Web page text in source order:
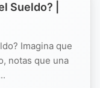
Sueldo? |
Imagina que
notas que una